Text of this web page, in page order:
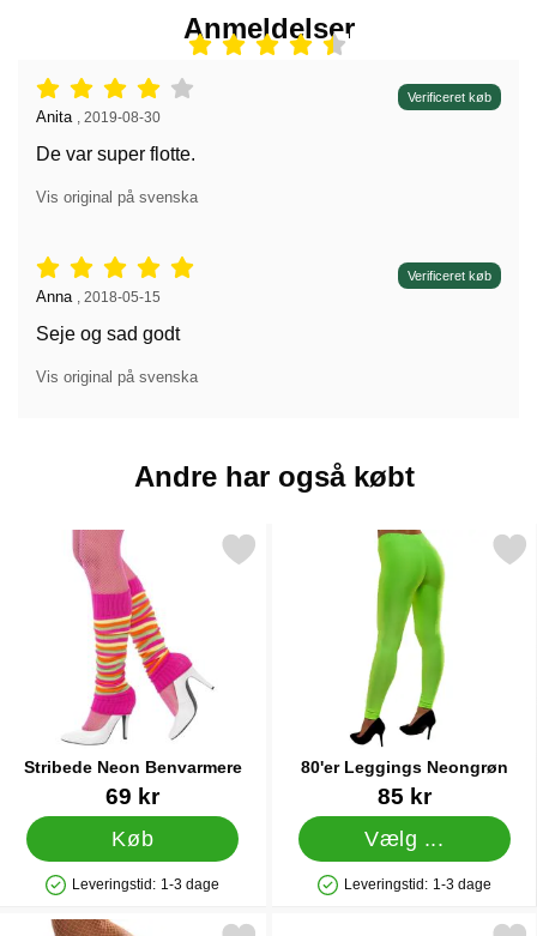
Anmeldelser
Anmeldelser: 4 stjerne af 5, Verificeret køb
Anmeldelser af:
Anita 2019-08-30
De var super flotte.
Vis original på svenska
Anmeldelser: 5 stjerne af 5, Verificeret køb
Anmeldelser af:
Anna 2018-05-15
Seje og sad godt
Vis original på svenska
Andre har også købt
Stribede Neon Benvarmere
Varenr 1891269 kr
Køb
Produkttilgængelighed: På lager
Leveringstid: 1-3 dage
Markér stribede Neon Benvarmere som favorit
80'er Leggings Neongrøn
Varenr 1434085 kr
Vælg ...
Produkttilgængelighed: På lager
Leveringstid: 1-3 dage
Markér 80'er Leggings